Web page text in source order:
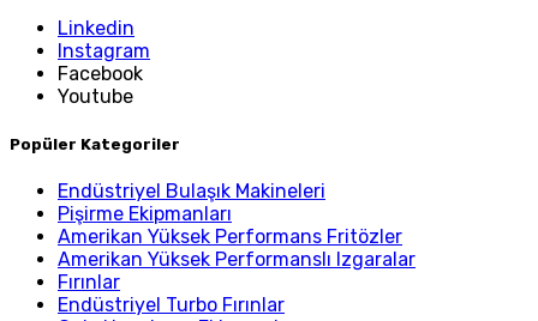
Linkedin
Instagram
Facebook
Youtube
Popüler Kategoriler
Endüstriyel Bulaşık Makineleri
Pişirme Ekipmanları
Amerikan Yüksek Performans Fritözler
Amerikan Yüksek Performanslı Izgaralar
Fırınlar
Endüstriyel Turbo Fırınlar